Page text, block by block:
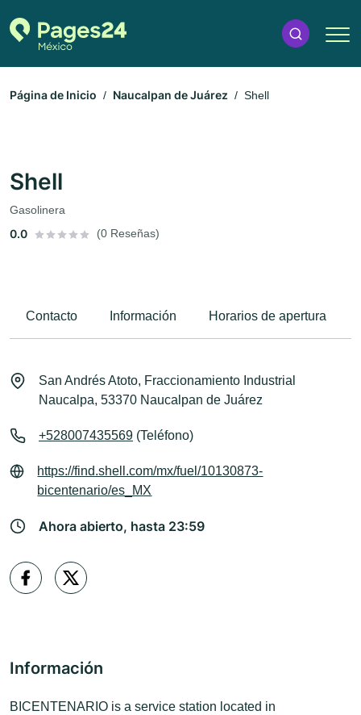
Página de Inicio Naucalpan de Juárez Shell
Shell
Gasolinera
0.0 (0 Reseñas)
Contacto Información Horarios de apertura
San Andrés Atoto, Fraccionamiento Industrial
Naucalpa, 53370 Naucalpan de Juárez
+528007435569 (Teléfono)
https://find.shell.com/mx/fuel/10130873-
bicentenario/es_MX
Ahora abierto, hasta 23:59
Información
BICENTENARIO is a service station located in